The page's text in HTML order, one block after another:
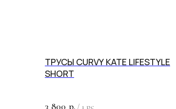
ТРУСЫ CURVY KATE LIFESTYLE
SHORT
3 800 / 1 pc
В